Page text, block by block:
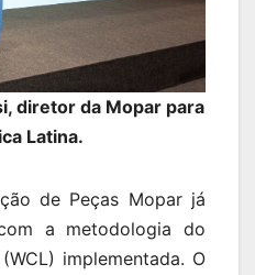
diretor da Mopar para
Latina.
de Peças Mopar já
a metodologia do
implementada. O